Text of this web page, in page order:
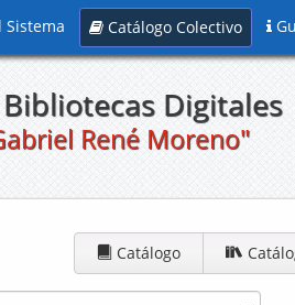
Sistema Catálogo Colectivo
Digitales
René Moreno"
Catálogo